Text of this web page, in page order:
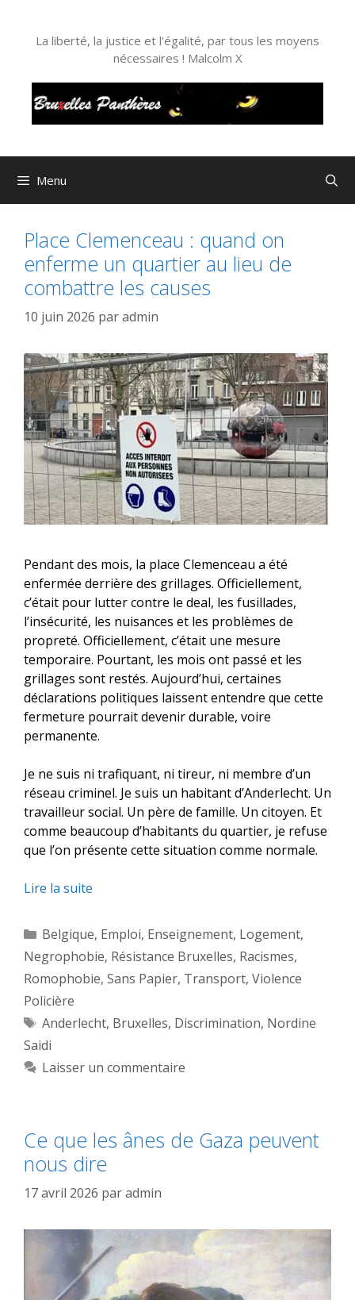
contenuLa liberté, la justice et l'égalité, par tous les moyens
nécessaires ! Malcolm X
Menu
Place Clemenceau : quand on
enferme un quartier au lieu de
combattre les causes
10 juin 2026 paradmin
Pendant des mois, la place Clemenceau a été
enfermée derrière des grillages. Officiellement,
c’était pour lutter contre le deal, les fusillades,
l’insécurité, les nuisances et les problèmes de
propreté. Officiellement, c’était une mesure
temporaire. Pourtant, les mois ont passé et les
grillages sont restés. Aujourd’hui, certaines
déclarations politiques laissent entendre que cette
fermeture pourrait devenir durable, voire
permanente.
Je ne suis ni trafiquant, ni tireur, ni membre d’un
réseau criminel. Je suis un habitant d’Anderlecht. Un
travailleur social. Un père de famille. Un citoyen. Et
comme beaucoup d’habitants du quartier, je refuse
que l’on présente cette situation comme normale.
Lire la suite
Catégories
Belgique, Emploi, Enseignement, Logement,
Negrophobie, Résistance Bruxelles, Racismes,
Romophobie, Sans Papier, Transport, Violence
Policière
Étiquettes
Anderlecht, Bruxelles, Discrimination, Nordine
Saidi
Laisser un commentaire
Ce que les ânes de Gaza peuvent
nous dire
17 avril 2026 paradmin